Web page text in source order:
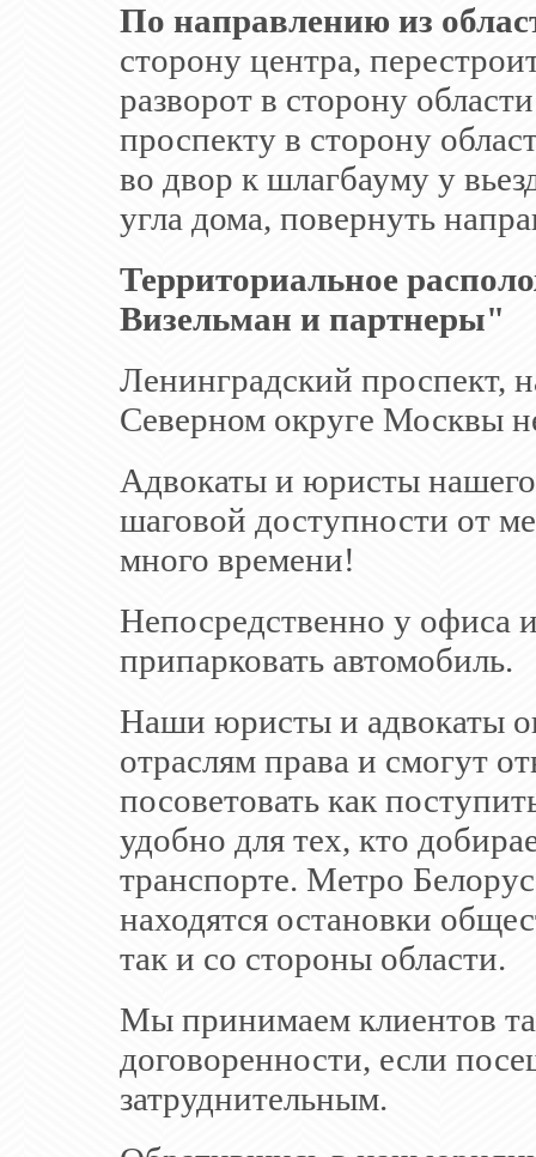
По направлению из
сторону центра,
разворот в сторону
проспекту в сторону
во двор к шлагбауму у
угла дома, повернуть
Территориальное
Визельман и партнеры"
Ленинградский проспект,
Северном округе Москвы
Адвокаты и юристы
шаговой доступности от
много времени!
Непосредственно у офиса
припарковать автомобиль.
Наши юристы и адвокаты
отраслям права и смогут
посоветовать как
удобно для тех, кто
транспорте. Метро
находятся остановки
так и со стороны области.
Мы принимаем клиентов
договоренности, если
затруднительным.